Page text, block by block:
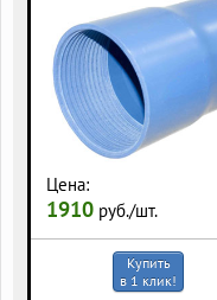
Цена:
1910 руб./шт.
Купить
в 1 клик!